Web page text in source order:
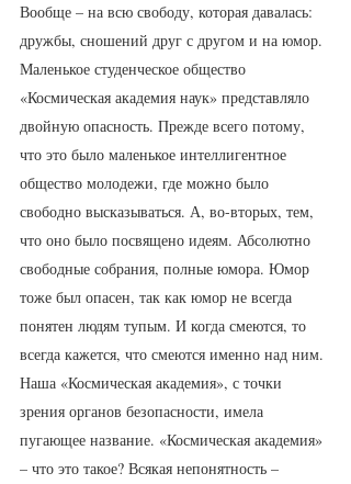
Вообще – на всю свободу, которая давалась:
дружбы, сношений друг с другом и на юмор.
Маленькое студенческое общество
«Космическая академия наук» представляло
двойную опасность. Прежде всего потому,
что это было маленькое интеллигентное
общество молодежи, где можно было
свободно высказываться. А, во-вторых, тем,
что оно было посвящено идеям. Абсолютно
свободные собрания, полные юмора. Юмор
тоже был опасен, так как юмор не всегда
понятен людям тупым. И когда смеются, то
всегда кажется, что смеются именно над ним.
Наша «Космическая академия», с точки
зрения органов безопасности, имела
пугающее название. «Космическая академия»
– что это такое? Всякая непонятность –